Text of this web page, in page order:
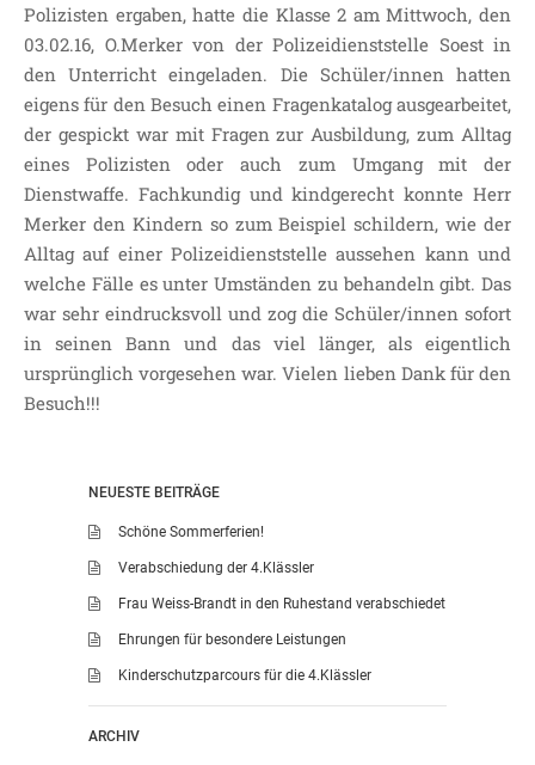
Polizisten ergaben, hatte die Klasse 2 am Mittwoch, den
03.02.16, O.Merker von der Polizeidienststelle Soest in
den Unterricht eingeladen. Die Schüler/innen hatten
eigens für den Besuch einen Fragenkatalog ausgearbeitet,
der gespickt war mit Fragen zur Ausbildung, zum Alltag
eines Polizisten oder auch zum Umgang mit der
Dienstwaffe. Fachkundig und kindgerecht konnte Herr
Merker den Kindern so zum Beispiel schildern, wie der
Alltag auf einer Polizeidienststelle aussehen kann und
welche Fälle es unter Umständen zu behandeln gibt. Das
war sehr eindrucksvoll und zog die Schüler/innen sofort
in seinen Bann und das viel länger, als eigentlich
ursprünglich vorgesehen war. Vielen lieben Dank für den
Besuch!!!
NEUESTE BEITRÄGE
Schöne Sommerferien!
Verabschiedung der 4.Klässler
Frau Weiss-Brandt in den Ruhestand verabschiedet
Ehrungen für besondere Leistungen
Kinderschutzparcours für die 4.Klässler
ARCHIV